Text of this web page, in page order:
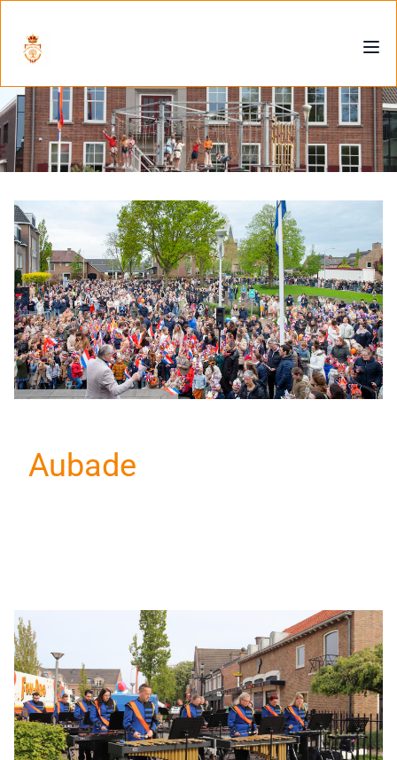
Aubade